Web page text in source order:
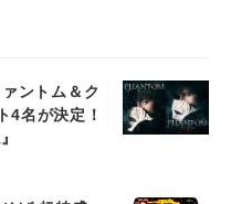
ントム＆ク
4名が決定！